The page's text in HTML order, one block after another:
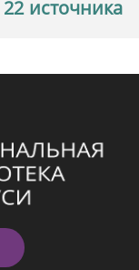
22 источника